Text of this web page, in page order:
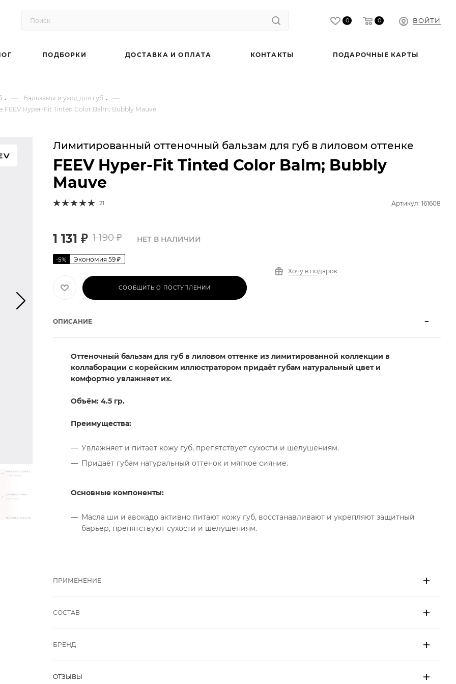
0 0 ВОЙТИ
ПОДБОРКИ ДОСТАВКА И ОПЛАТА КОНТАКТЫ ПОДАРОЧНЫЕ КАРТЫ
— Бальзамы и уход для губ —
Hyper-Fit Tinted Color Balm; Bubbly Mauve
Лимитированный оттеночный бальзам для губ в лиловом оттенке
FEEV Hyper-Fit Tinted Color Balm; Bubbly
Mauve
21 Артикул: 161608
1 131 ₽ 1 190₽
-5% Экономия 59 ₽
НЕТ В НАЛИЧИИ
СООБЩИТЬ О ПОСТУПЛЕНИИ
Хочу в подарок
ОПИСАНИЕ
Оттеночный бальзам для губ в лиловом оттенке из лимитированной коллекции в
коллаборации с корейским иллюстратором придаёт губам натуральный цвет и
комфортно увлажняет их.
Объём: 4.5 гр.
Преимущества:
Увлажняет и питает кожу губ, препятствует сухости и шелушениям.
Придаёт губам натуральный оттенок и мягкое сияние.
Основные компоненты:
Масла ши и авокадо активно питают кожу губ, восстанавливают и укрепляют защитный
барьер, препятствуют сухости и шелушениям.
ПРИМЕНЕНИЕ
СОСТАВ
БРЕНД
ОТЗЫВЫ